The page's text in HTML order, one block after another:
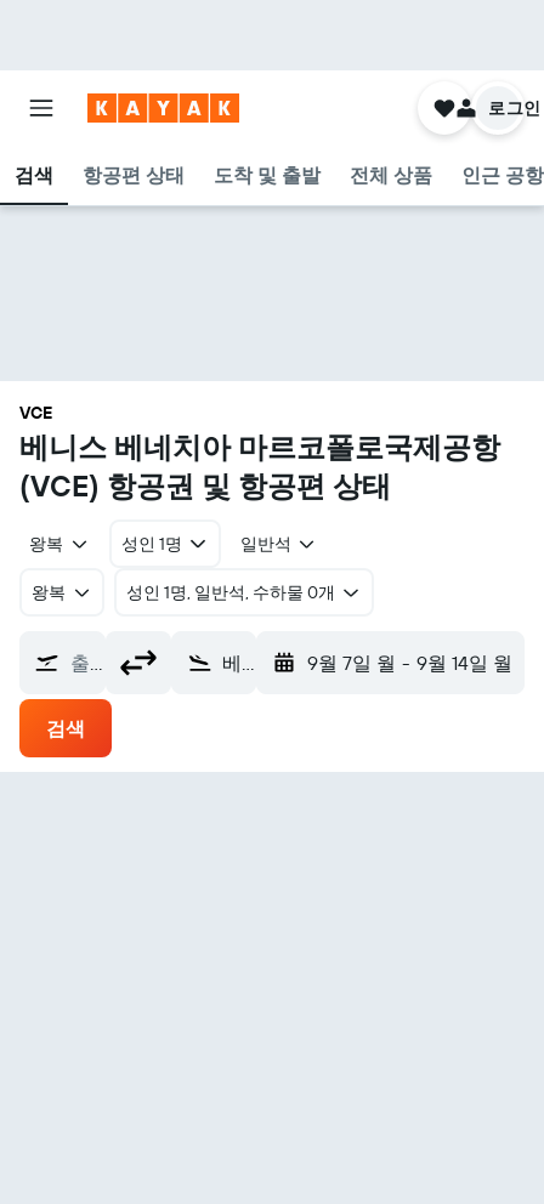
검색 항공편 상태 도착 및 출발 전체 상품 인근 공항
로그인
VCE
베니스 베네치아 마르코폴로국제공항
(VCE) 항공권 및 항공편 상태
왕복 성인 1명 일반석
왕복 ​성인 1명, 일반석, 수하물 0개
출발지 베니스 베네치아 마르코폴로국제공항 (VCE) 9월 7일 월 - 9월 14일 월
검색